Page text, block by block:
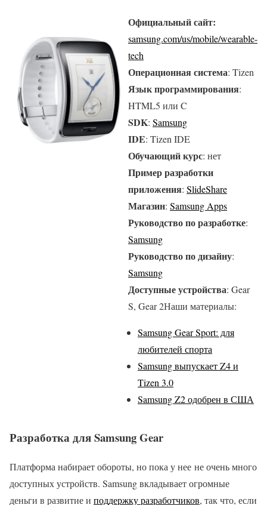
Официальный сайт:
samsung.com/us/mobile/wearable-
tech
Операционная система: Tizen
Язык программирования:
HTML5 или C
SDK: Samsung
IDE: Tizen IDE
Обучающий курс: нет
Пример разработки
приложения: SlideShare
Магазин: Samsung Apps
Руководство по разработке:
Samsung
Руководство по дизайну:
Samsung
Доступные устройства: Gear
S, Gear 2Наши материалы:
Samsung Gear Sport: для
любителей спорта
Samsung выпускает Z4 и
Tizen 3.0
Samsung Z2 одобрен в США
Разработка для Samsung Gear
Платформа набирает обороты, но пока у нее не очень много
доступных устройств. Samsung вкладывает огромные
деньги в развитие и поддержку разработчиков, так что, если